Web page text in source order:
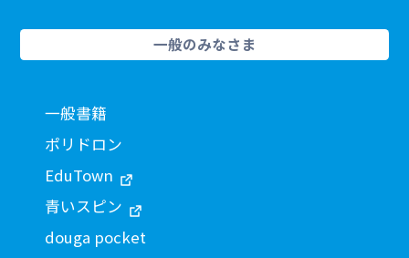
一般のみなさま
一般書籍
ポリドロン
EduTown
青いスピン
douga pocket